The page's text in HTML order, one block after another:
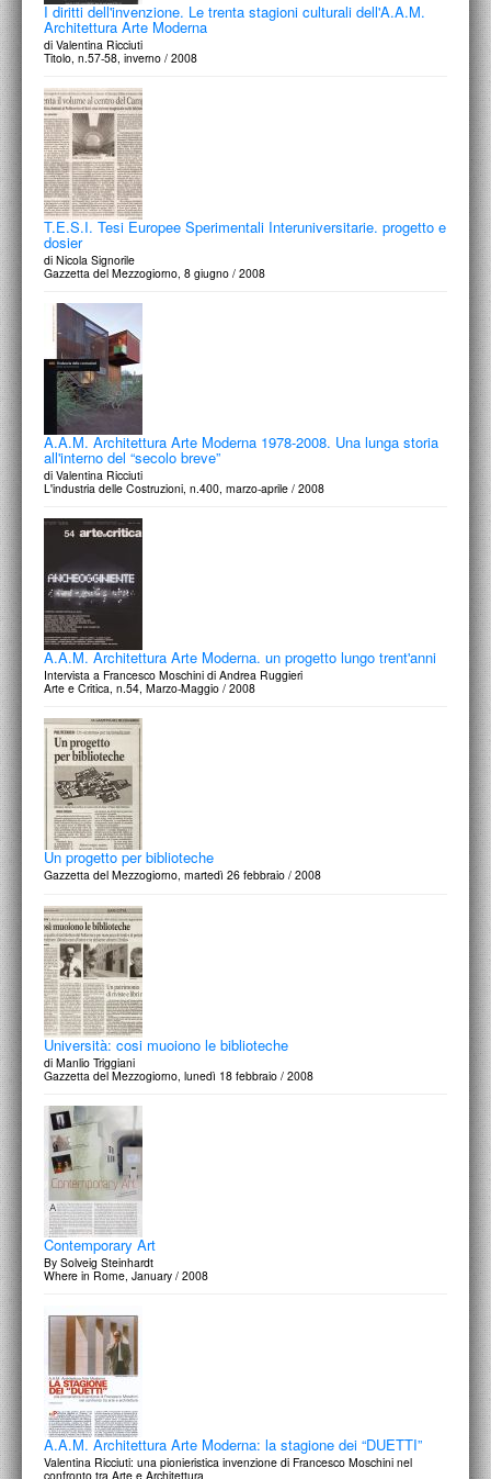
I diritti dell'invenzione. Le trenta stagioni culturali dell'A.A.M.
Architettura Arte Moderna
di Valentina Ricciuti
Titolo, n.57-58, inverno / 2008
T.E.S.I. Tesi Europee Sperimentali Interuniversitarie. progetto e
dosier
di Nicola Signorile
Gazzetta del Mezzogiorno, 8 giugno / 2008
A.A.M. Architettura Arte Moderna 1978-2008. Una lunga storia
all'interno del “secolo breve”
di Valentina Ricciuti
L'industria delle Costruzioni, n.400, marzo-aprile / 2008
A.A.M. Architettura Arte Moderna. un progetto lungo trent'anni
Intervista a Francesco Moschini di Andrea Ruggieri
Arte e Critica, n.54, Marzo-Maggio / 2008
Un progetto per biblioteche
Gazzetta del Mezzogiorno, martedì 26 febbraio / 2008
Università: cosi muoiono le biblioteche
di Manlio Triggiani
Gazzetta del Mezzogiorno, lunedì 18 febbraio / 2008
Contemporary Art
By Solveig Steinhardt
Where in Rome, January / 2008
A.A.M. Architettura Arte Moderna: la stagione dei “DUETTI”
Valentina Ricciuti: una pionieristica invenzione di Francesco Moschini nel
confronto tra Arte e Architettura